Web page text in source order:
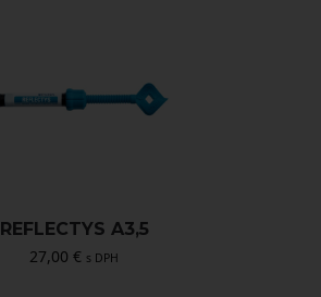
REFLECTYS A3,5
27,00€ s DPH